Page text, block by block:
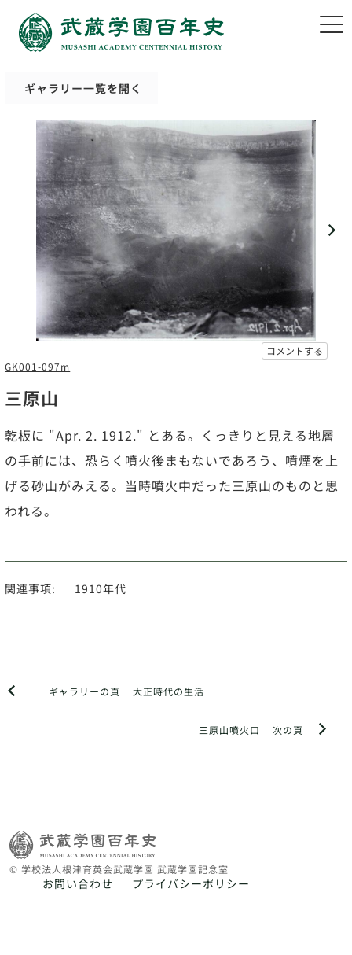
ギャラリー一覧を開く
コメントする
GK001-097m
三原山
乾板に "Apr. 2. 1912." とある。くっきりと見える地層
の手前には、恐らく噴火後まもないであろう、噴煙を上
げる砂山がみえる。当時噴火中だった三原山のものと思
われる。
関連事項: 1910年代
ギャラリーの頁 大正時代の生活
次の頁
三原山噴火口
© 学校法人根津育英会武蔵学園 武蔵学園記念室
お問い合わせ プライバシーポリシー